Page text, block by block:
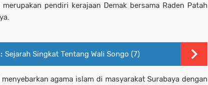
merupakan pendiri kerajaan Demak bersama Raden Patah
Sejarah Singkat Tentang Wali Songo (7)
agama islam di masyarakat Surabaya dengan